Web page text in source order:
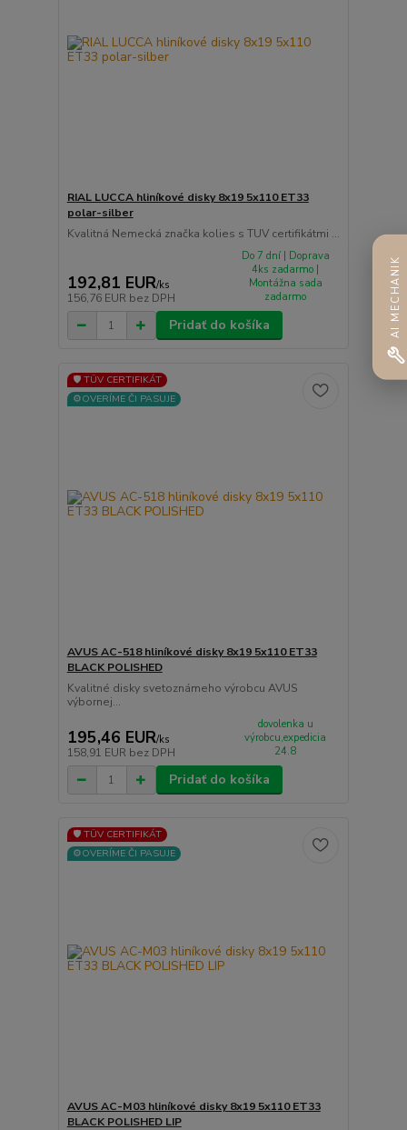
RIAL LUCCA hliníkové disky 8x19 5x110 ET33
polar-silber
Kvalitná Nemecká značka kolies s TUV certifikátmi ...
192,81 EUR/ks
156,76 EUR bez DPH
Do 7 dní | Doprava
4ks zadarmo |
Montážna sada
zadarmo
Pridať do košíka
🛡️ TÜV CERTIFIKÁT
⚙️OVERÍME ČI PASUJE
AVUS AC-518 hliníkové disky 8x19 5x110 ET33
BLACK POLISHED
Kvalitné disky svetoznámeho výrobcu AVUS
výbornej...
195,46 EUR/ks
158,91 EUR bez DPH
dovolenka u
výrobcu,expedicia
24.8
Pridať do košíka
🛡️ TÜV CERTIFIKÁT
⚙️OVERÍME ČI PASUJE
AVUS AC-M03 hliníkové disky 8x19 5x110 ET33
BLACK POLISHED LIP
AI MECHANIK